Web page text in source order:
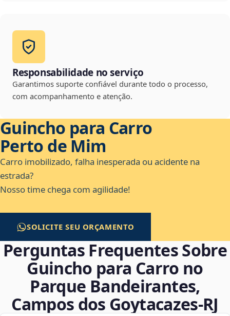
Responsabilidade no serviço
Garantimos suporte confiável durante todo o processo,
com acompanhamento e atenção.
Guincho para Carro
Perto de Mim
Carro imobilizado, falha inesperada ou acidente na
estrada?
Nosso time chega com agilidade!
SOLICITE SEU ORÇAMENTO
Perguntas Frequentes Sobre
Guincho para Carro no
Parque Bandeirantes,
Campos dos Goytacazes‑RJ